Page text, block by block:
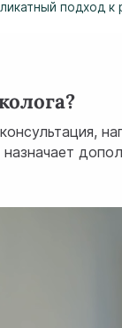
подход